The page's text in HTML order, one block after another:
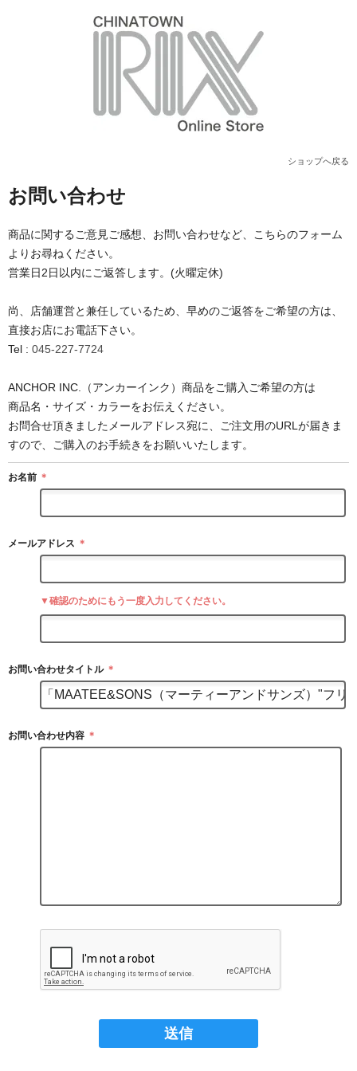
ショップへ戻る
お問い合わせ
商品に関するご意見ご感想、お問い合わせなど、こちらのフォーム
よりお尋ねください。
営業日2日以内にご返答します。(火曜定休)
尚、店舗運営と兼任しているため、早めのご返答をご希望の方は、
直接お店にお電話下さい。
Tel : 045-227-7724
ANCHOR INC.（アンカーインク）商品をご購入ご希望の方は
商品名・サイズ・カラーをお伝えください。
お問合せ頂きましたメールアドレス宛に、ご注文用のURLが届きま
すので、ご購入のお手続きをお願いいたします。
お名前 ＊
メールアドレス ＊
▼確認のためにもう一度入力してください。
お問い合わせタイトル ＊
お問い合わせ内容 ＊